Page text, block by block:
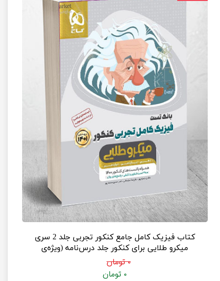
کتاب فیزیک کامل جامع کنکور تجربی جلد 2 سری
میکرو طلایی برای کنکور جلد درس‌نامه (ویژه‌ی
رشته‌ی تجربی)
۰ تومان
۰ تومان